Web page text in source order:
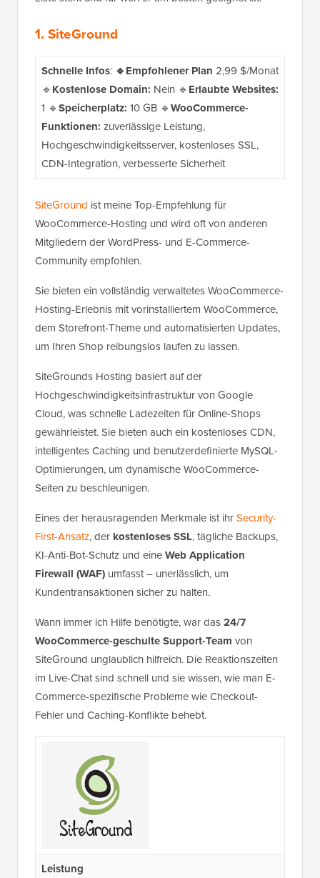
1. SiteGround
Schnelle Infos:🔹Empfohlener Plan 2,99 $/Monat
🔹Kostenlose Domain: Nein 🔹Erlaubte Websites:
1 🔹Speicherplatz: 10 GB 🔹WooCommerce-
Funktionen: zuverlässige Leistung,
Hochgeschwindigkeitsserver, kostenloses SSL,
CDN-Integration, verbesserte Sicherheit
SiteGround ist meine Top-Empfehlung für
WooCommerce-Hosting und wird oft von anderen
Mitgliedern der WordPress- und E-Commerce-
Community empfohlen.
Sie bieten ein vollständig verwaltetes WooCommerce-
Hosting-Erlebnis mit vorinstalliertem WooCommerce,
dem Storefront-Theme und automatisierten Updates,
um Ihren Shop reibungslos laufen zu lassen.
SiteGrounds Hosting basiert auf der
Hochgeschwindigkeitsinfrastruktur von Google
Cloud, was schnelle Ladezeiten für Online-Shops
gewährleistet. Sie bieten auch ein kostenloses CDN,
intelligentes Caching und benutzerdefinierte MySQL-
Optimierungen, um dynamische WooCommerce-
Seiten zu beschleunigen.
Eines der herausragenden Merkmale ist ihrSecurity-
First-Ansatz, der kostenloses SSL, tägliche Backups,
KI-Anti-Bot-Schutz und eineWeb Application
Firewall (WAF) umfasst – unerlässlich, um
Kundentransaktionen sicher zu halten.
Wann immer ich Hilfe benötigte, war das24/7
WooCommerce-geschulte Support-Team von
SiteGround unglaublich hilfreich. Die Reaktionszeiten
im Live-Chat sind schnell und sie wissen, wie man E-
Commerce-spezifische Probleme wie Checkout-
Fehler und Caching-Konflikte behebt.
Leistung